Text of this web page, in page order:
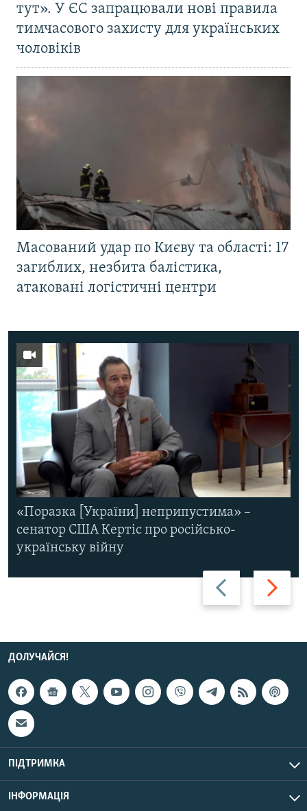
тут». У ЄС запрацювали нові правила
тимчасового захисту для українських
чоловіків
Масований удар по Києву та області: 17
загиблих, незбита балістика,
атаковані логістичні центри
Назад Вперед
«Поразка [України] неприпустима» –
сенатор США Кертіс про російсько-
українську війну
ДОЛУЧАЙСЯ!
ПІДТРИМКА
ІНФОРМАЦІЯ